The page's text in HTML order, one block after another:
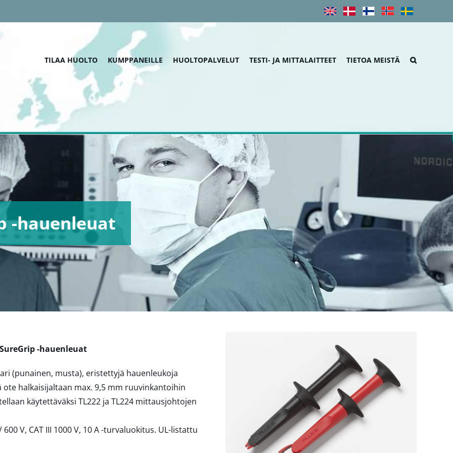
TILAA HUOLTO KUMPPANEILLE HUOLTOPALVELUT TESTI- JA MITTALAITTEET TIETOA MEISTÄ
-hauenleuat
SureGrip -hauenleuat
(punainen, musta), eristettyjä hauenleukoja
ote halkaisijaltaan max. 9,5 mm ruuvinkantoihin
käytettäväksi TL222 ja TL224 mittausjohtojen
600 V, CAT III 1000 V, 10 A -turvaluokitus. UL-listattu